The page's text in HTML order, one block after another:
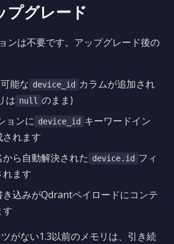
プグレード
ンは不要です。アップグレード後の
能な device_id
カラムが追加され
は null のまま)
ョンに device_id キーワードイン
れます
ら自動解決された device.id フィ
れます
込みがQdrantペイロードにコンテ
す
がない1.3以前のメモリは、引き続